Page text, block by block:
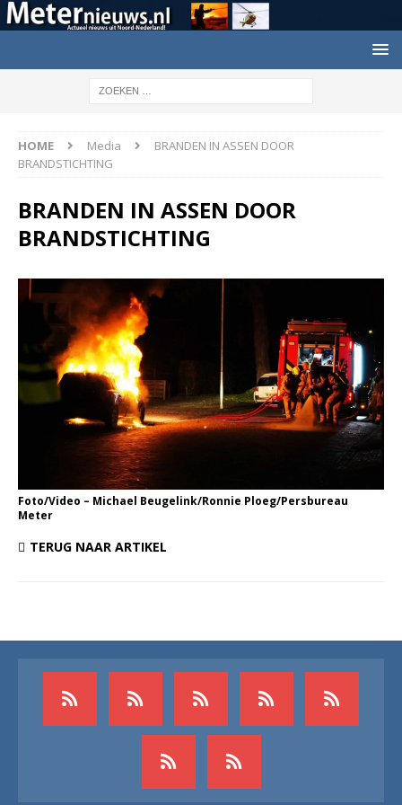
HOME Media
BRANDEN IN ASSEN DOOR
BRANDSTICHTING
BRANDEN IN ASSEN DOOR
BRANDSTICHTING
Foto/Video – Michael Beugelink/Ronnie Ploeg/Persbureau
Meter
TERUG NAAR ARTIKEL